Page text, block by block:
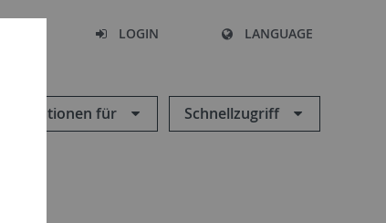
LOGIN LANGUAGE
Informationen für Schnellzugriff